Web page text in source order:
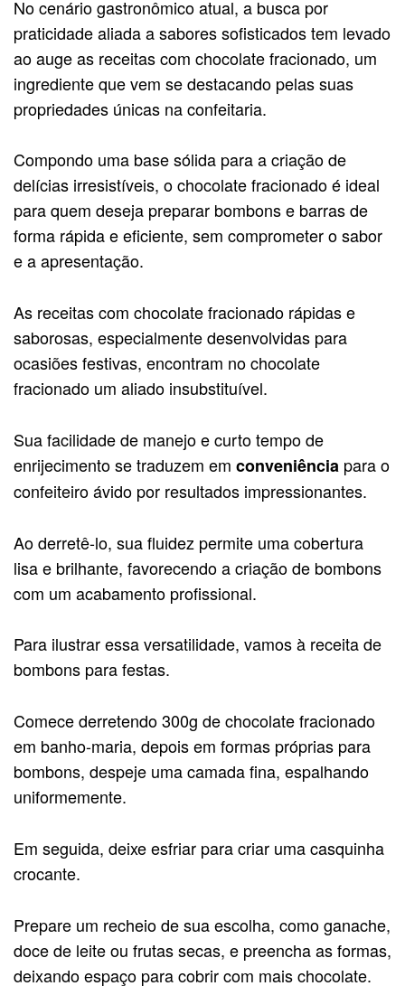
No cenário gastronômico atual, a busca por
praticidade aliada a sabores sofisticados tem levado
ao auge as receitas com chocolate fracionado, um
ingrediente que vem se destacando pelas suas
propriedades únicas na confeitaria.
Compondo uma base sólida para a criação de
delícias irresistíveis, o chocolate fracionado é ideal
para quem deseja preparar bombons e barras de
forma rápida e eficiente, sem comprometer o sabor
e a apresentação.
As receitas com chocolate fracionado rápidas e
saborosas, especialmente desenvolvidas para
ocasiões festivas, encontram no chocolate
fracionado um aliado insubstituível.
Sua facilidade de manejo e curto tempo de
enrijecimento se traduzem em conveniência para o
confeiteiro ávido por resultados impressionantes.
Ao derretê-lo, sua fluidez permite uma cobertura
lisa e brilhante, favorecendo a criação de bombons
com um acabamento profissional.
Para ilustrar essa versatilidade, vamos à receita de
bombons para festas.
Comece derretendo 300g de chocolate fracionado
em banho-maria, depois em formas próprias para
bombons, despeje uma camada fina, espalhando
uniformemente.
Em seguida, deixe esfriar para criar uma casquinha
crocante.
Prepare um recheio de sua escolha, como ganache,
doce de leite ou frutas secas, e preencha as formas,
deixando espaço para cobrir com mais chocolate.